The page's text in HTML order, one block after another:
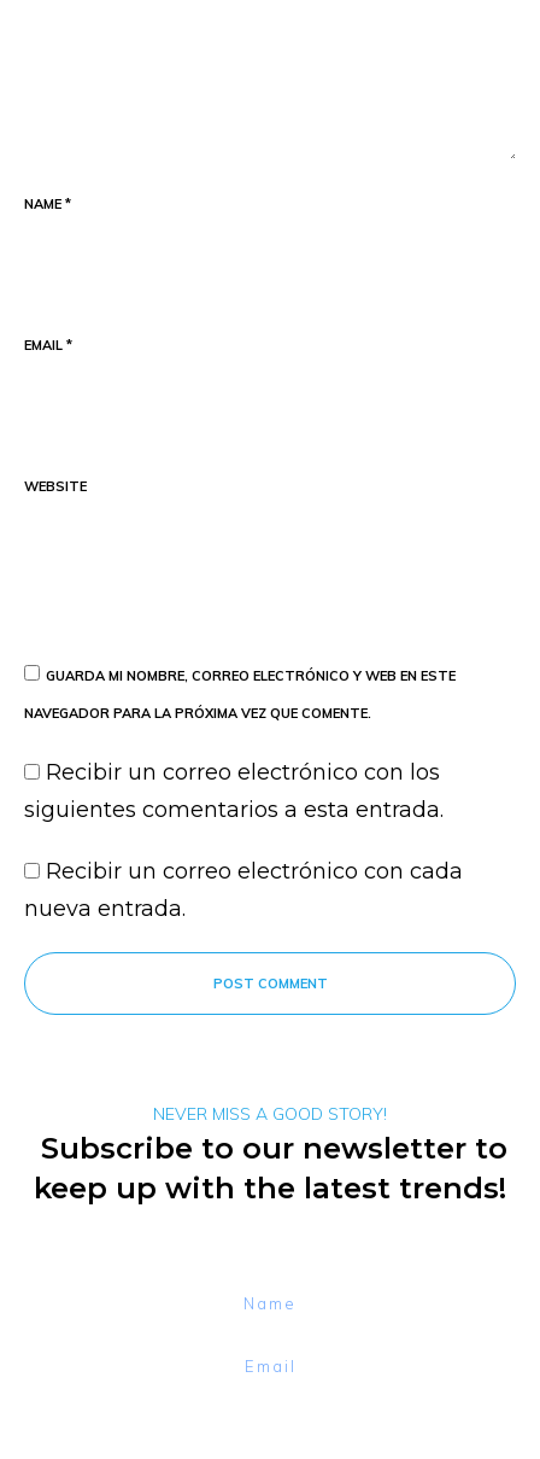
NAME *
EMAIL *
WEBSITE
GUARDA MI NOMBRE, CORREO ELECTRÓNICO Y WEB EN ESTE
NAVEGADOR PARA LA PRÓXIMA VEZ QUE COMENTE.
Recibir un correo electrónico con los
siguientes comentarios a esta entrada.
Recibir un correo electrónico con cada
nueva entrada.
POST COMMENT
NEVER MISS A GOOD STORY!
Subscribe to our newsletter to
keep up with the latest trends!